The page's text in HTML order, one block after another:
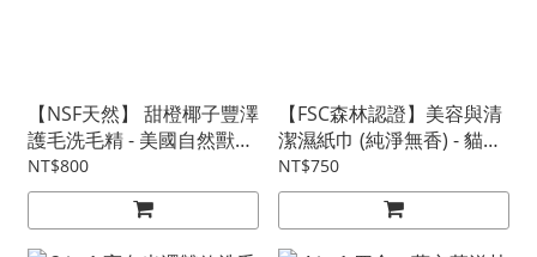
【NSF天然】 甜橙椰子豐澤
護毛洗毛精 - 美國自然獸醫
認證 - 狗狗專用
NT$800
【FSC森林認證】美容與清
潔濕紙巾 (純淨無香) - 貓犬
適用 ( 全新包裝 - 100抽 )
NT$750